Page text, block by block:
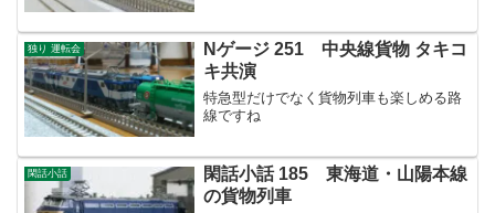
独り 運転会
Nゲージ 251 中央線貨物 タキコ
キ共演
特急型だけでなく貨物列車も楽しめる路
線ですね
閑話小話
閑話小話 185 東海道・山陽本線
の貨物列車